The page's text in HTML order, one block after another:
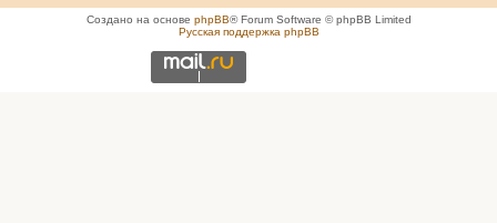
Создано на основе phpBB® Forum Software © phpBB Limited
Русская поддержка phpBB